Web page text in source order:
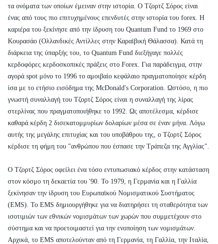
τα ονόματα των οποίων έμειναν στην ιστορία. Ο Τζορτζ Σόρος είναι
ένας από τους πιο επιτυχημένους επενδυτές στην ιστορία του forex. Η
καριέρα του ξεκίνησε από την ίδρυση του Quantum Fund το 1969 στο
Κουρασάο (Ολλανδικές Αντίλλες στην Καραϊβική Θάλασσα). Κατά τη
διάρκεια της ύπαρξής του, το Quantum Fund διεξήγαγε πολλές
κερδοφόρες κερδοσκοπικές πράξεις στο Forex. Για παράδειγμα, στην
αγορά spot μόνο το 1996 το αμοιβαίο κεφάλαιο πραγματοποίησε κέρδη
ίσα με το ετήσιο εισόδημα της McDonald's Corporation. Ωστόσο, η πιο
γνωστή συναλλαγή του Τζορτζ Σόρος είναι η συναλλαγή της λίρας
στερλίνας που πραγματοποιήθηκε το 1992. Ως αποτέλεσμα, κέρδισε
καθαρά κέρδη 2 δισεκατομμυρίων δολαρίων μέσα σε έναν μήνα. Λόγω
αυτής της μεγάλης επιτυχίας και του υποβάθρου της, ο Τζορτζ Σόρος
κέρδισε τη φήμη του "ανθρώπου που έσπασε την Τράπεζα της Αγγλίας".
Ο Τζορτζ Σόρος οφείλει ένα τόσο εντυπωσιακό κέρδος στην κατάσταση
στον κόσμο τη δεκαετία του '90. Το 1979, η Γερμανία και η Γαλλία
ξεκίνησαν την ίδρυση του Ευρωπαϊκού Νομισματικού Συστήματος
(EMS). Το EMS δημιουργήθηκε για να διατηρήσει τη σταθερότητα των
ισοτιμιών των εθνικών νομισμάτων των χωρών που συμμετέχουν στο
σύστημα και να προετοιμαστεί για την ενοποίηση των νομισμάτων.
Αρχικά, το EMS αποτελούνταν από τη Γερμανία, τη Γαλλία, την Ιταλία,